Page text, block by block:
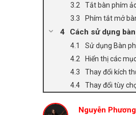
Tắt bàn phím
Phím tắt mở
Cách sử dụng
Sử dụng Bàn
Hiển thị các
Thay đổi kích
Thay đổi tùy
Nguyễn